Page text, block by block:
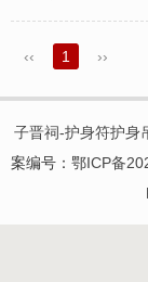
‹‹ 1 ››
子晋祠-护身符护身
案编号： 鄂ICP备